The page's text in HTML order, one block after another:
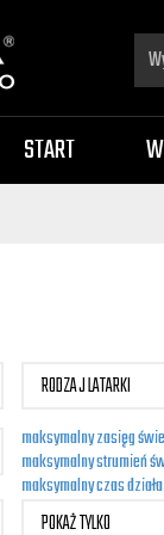
START
RODZAJ LATARKI
maksymalny zasięg
maksymalny strumień
maksymalny czas
POKAŻ TYLKO